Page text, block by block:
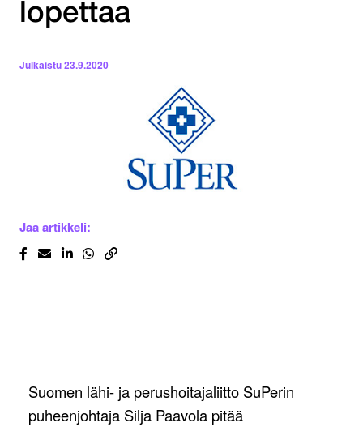
lopettaa
Julkaistu23.9.2020
Jaa artikkeli:
Suomen lähi- ja perushoitajaliitto SuPerin
puheenjohtaja Silja Paavola pitää